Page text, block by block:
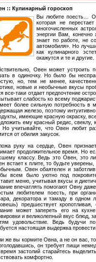
:: Кулинарный гороскоп
Вы любите поесть…
которая не
многочисленных
энергии Вам,
знает по работе, не
автомобиля». Но
как кулинарного
окажутся и те и другие.
Овен может устроить
в одиночку. Но было бы
но, тем не менее,
новые и необычные вкусы
все-таки отдает предпочтение
слабость ко всему
более сильную потребность в
железо, поэтому
имеющие красную окраску,
ему красный редис, свеклу,
Но учитывайте, что Овен любит
от обилия закусок.
руку на сердце, Овен
продолжительное время. Но
классу. Ведь это Овен, это
встает к плите, то будьте
Овен обаятелен и
всем было уютно под
меню, учитывая вкусы и
впечатлять помогают Овну
любителем поесть, при
декоратора и тамаду в одном
предшествует
может запереть его на
и великолепный вкус блюд,
удовольствие. Ведь будучи
настоящая выдержка
же вы кормите Овна, а не он вас,
он требует пищи
застолий старайтесь
комфортно.